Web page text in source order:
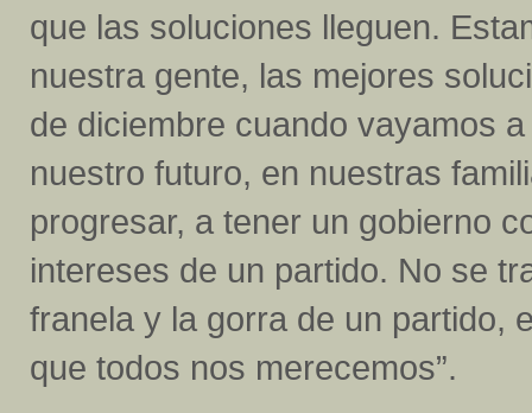
que las soluciones lleguen.
nuestra gente, las mejores
de diciembre cuando vayamos
nuestro futuro, en nuestras
progresar, a tener un gobierno
intereses de un partido. No se
franela y la gorra de un partido,
que todos nos merecemos”.